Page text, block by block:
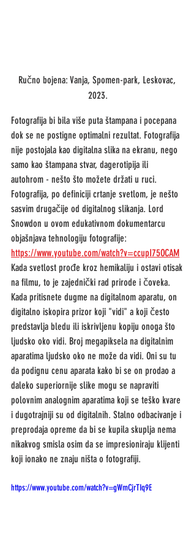
Ručno bojena: Vanja, Spomen-park, Leskovac,
2023.
Fotografija bi bila više puta štampana i pocepana
dok se ne postigne optimalni rezultat. Fotografija
nije postojala kao digitalna slika na ekranu, nego
samo kao štampana stvar, dagerotipija ili
autohrom - nešto što možete držati u ruci.
Fotografija, po definiciji crtanje svetlom, je nešto
sasvim drugačije od digitalnog slikanja. Lord
Snowdon u ovom edukativnom dokumentarcu
objašnjava tehnologiju fotografije:
https://www.youtube.com/watch?v=ccupI75OCAM
Kada svetlost prođe kroz hemikaliju i ostavi otisak
na filmu, to je zajednički rad prirode i čoveka.
Kada pritisnete dugme na digitalnom aparatu, on
digitalno iskopira prizor koji "vidi" a koji često
predstavlja bledu ili iskrivljenu kopiju onoga što
ljudsko oko vidi. Broj megapiksela na digitalnim
aparatima ljudsko oko ne može da vidi. Oni su tu
da podignu cenu aparata kako bi se on prodao a
daleko superiornije slike mogu se napraviti
polovnim analognim aparatima koji se teško kvare
i dugotrajniji su od digitalnih. Stalno odbacivanje i
preprodaja opreme da bi se kupila skuplja nema
nikakvog smisla osim da se impresioniraju klijenti
koji ionako ne znaju ništa o fotografiji.
https://www.youtube.com/watch?v=gWmCjrTIq9E